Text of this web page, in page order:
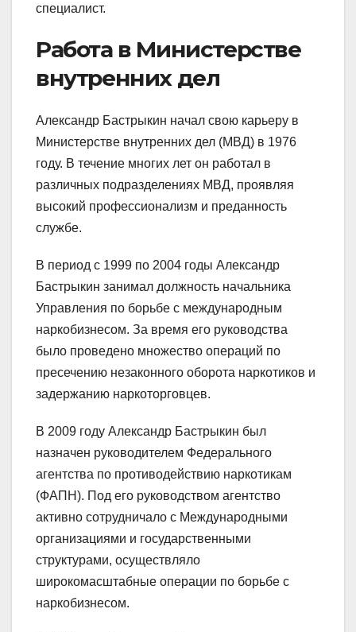
специалист.
Работа в Министерстве
внутренних дел
Александр Бастрыкин начал свою карьеру в
Министерстве внутренних дел (МВД) в 1976
году. В течение многих лет он работал в
различных подразделениях МВД, проявляя
высокий профессионализм и преданность
службе.
В период с 1999 по 2004 годы Александр
Бастрыкин занимал должность начальника
Управления по борьбе с международным
наркобизнесом. За время его руководства
было проведено множество операций по
пресечению незаконного оборота наркотиков и
задержанию наркоторговцев.
В 2009 году Александр Бастрыкин был
назначен руководителем Федерального
агентства по противодействию наркотикам
(ФАПН). Под его руководством агентство
активно сотрудничало с Международными
организациями и государственными
структурами, осуществляло
широкомасштабные операции по борьбе с
наркобизнесом.